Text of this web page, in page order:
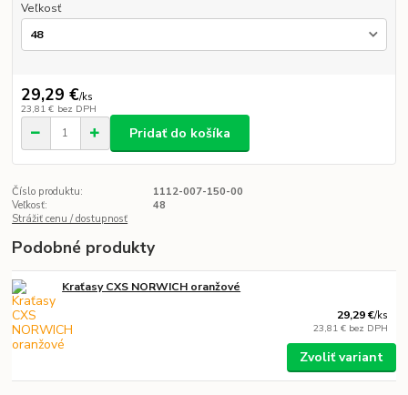
Veľkosť
29,29 €/ks
23,81 € bez DPH
Pridať do košíka
Číslo produktu:
1112-007-150-00
Veľkosť:
48
Strážiť cenu / dostupnosť
Podobné produkty
Kraťasy CXS NORWICH oranžové
29,29 €/ks
23,81 € bez DPH
Zvoliť variant